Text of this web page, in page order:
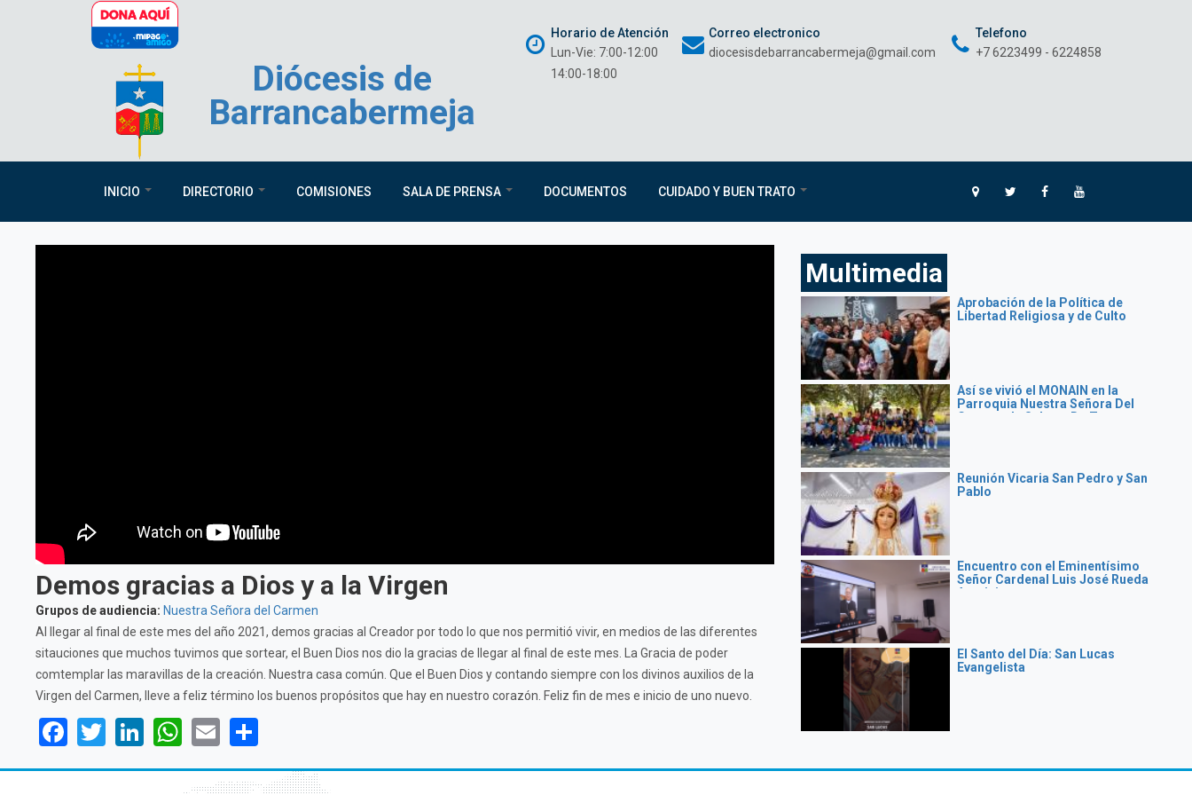
Pasar al contenido principal
Diócesis de
Barrancabermeja
Horario de Atención
Lun-Vie: 7:00-12:00
14:00-18:00
Correo electronico
diocesisdebarrancabermeja@gmail.com
Telefono
+7 6223499 - 6224858
INICIO DIRECTORIO COMISIONES SALA DE PRENSA DOCUMENTOS CUIDADO Y BUEN TRATO
Demos gracias a Dios y a la Virgen
Grupos de audiencia: Nuestra Señora del Carmen
Al llegar al final de este mes del año 2021, demos gracias al Creador por todo lo que nos permitió vivir, en medios de las diferentes
sitauciones que muchos tuvimos que sortear, el Buen Dios nos dio la gracias de llegar al final de este mes. La Gracia de poder
comtemplar las maravillas de la creación. Nuestra casa común. Que el Buen Dios y contando siempre con los divinos auxilios de la
Virgen del Carmen, lleve a feliz término los buenos propósitos que hay en nuestro corazón. Feliz fin de mes e inicio de uno nuevo.
Facebook
TwitterLinkedIn
WhatsApp
Email
Multimedia
Aprobación de la Política de
Libertad Religiosa y de Culto
Así se vivió el MONAIN en la
Parroquia Nuestra Señora Del
Carmen de Sabana De Torres
Reunión Vicaria San Pedro y San
Pablo
Encuentro con el Eminentísimo
Señor Cardenal Luis José Rueda
Aparicio
El Santo del Día: San Lucas
Evangelista